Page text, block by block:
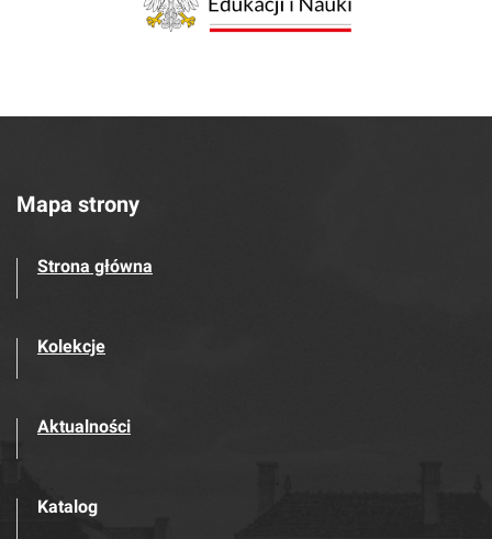
Mapa strony
Strona główna
Kolekcje
Aktualności
Katalog